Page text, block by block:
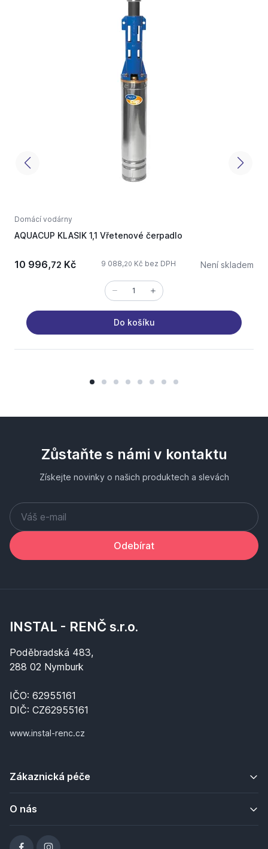
Domácí vodárny
AQUACUP KLASIK 1,1 Vřetenové čerpadlo
10 996,72 Kč 9 088,20 Kč bez DPH Není skladem
Do košíku
Zůstaňte s námi v kontaktu
Získejte novinky o našich produktech a slevách
Odebírat
INSTAL - RENČ s.r.o.
Poděbradská 483,
288 02 Nymburk
IČO: 62955161
DIČ: CZ62955161
www.instal-renc.cz
Zákaznická péče
O nás